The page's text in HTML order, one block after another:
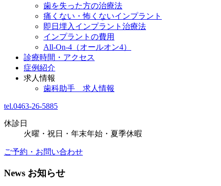
歯を失った方の治療法
痛くない・怖くないインプラント
即日埋入インプラント治療法
インプラントの費用
All-On-4（オールオン4）
診療時間・アクセス
症例紹介
求人情報
歯科助手 求人情報
tel.0463-26-5885
休診日
火曜・祝日・年末年始・夏季休暇
ご予約・お問い合わせ
News お知らせ